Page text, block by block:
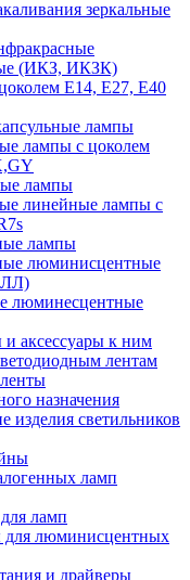
зеркальные
(ИКЗ, ИКЗК)
Е14, Е27, Е40
лампы
лампы с цоколем
лампы
линейные лампы с
лампы
люминисцентные
люминесцентные
аксессуары к ним
лентам
назначения
изделия светильников
ламп
ламп
для люминисцентных
и драйверы